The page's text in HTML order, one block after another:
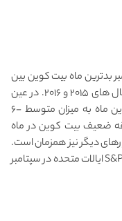
بدترین ماه بیت کوین بین
سال های ۲۰۱۳ و ۲۰۲۱ بوده است، به جز در سال های ۲۰۱۵ و ۲۰۱۶. در عین
حال، میانگین کاهش قیمت بیت کوین در این ماه به میزان متوسط -۶
ضعیف بیت کوین در ماه
دیگر نیز همزمان است.
به عنوان مثال، میانگین کاهش شاخص S&P ۵۰۰ ایالات متحده در سپتامبر